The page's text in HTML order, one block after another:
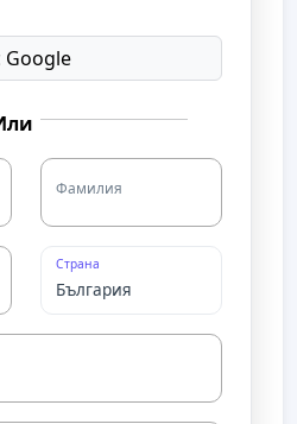
Google
Фамилия
Страна